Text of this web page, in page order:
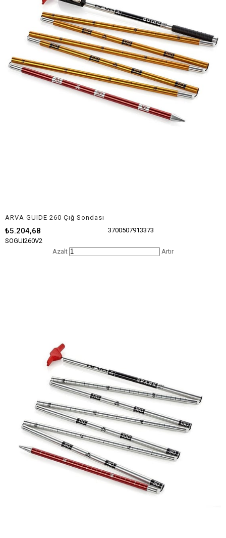
ARVA GUIDE 260 Çığ Sondası
₺5.204,68
SOGUI260V2
3700507913373
Azalt Artır